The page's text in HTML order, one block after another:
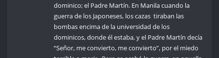
dominico; el Padre Martín. En Manila cuando la
guerra de los Japoneses, los cazas tiraban las
bombas encima de la universidad de los
dominicos, donde él estaba, y el Padre Martín decía
“Señor, me convierto, me convierto”, por el miedo